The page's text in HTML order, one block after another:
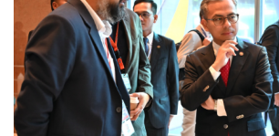
Cải chính